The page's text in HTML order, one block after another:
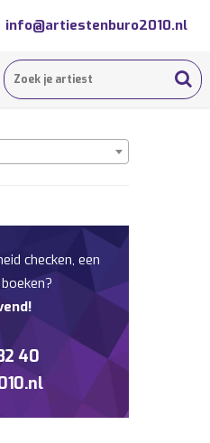
info@artiestenburo2010.nl
checken, een
40